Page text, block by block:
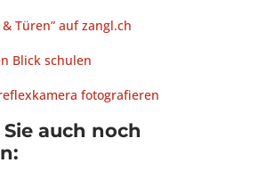
Türen” auf zangl.ch
Blick schulen
fotografieren
auch noch